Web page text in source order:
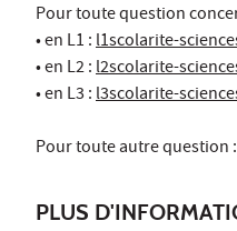
Pour toute question
• en L1 :l1scolarite-
• en L2 :l2scolarite-
• en L3 :l3scolarite-
Pour toute autre question :
PLUS